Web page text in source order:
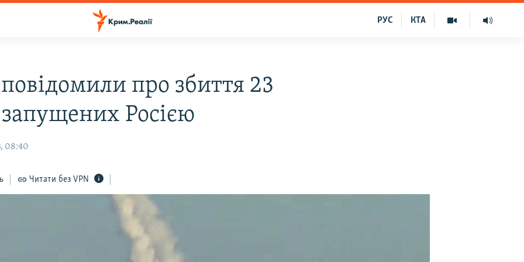
КТА
РУС
про збиття 23
запущених Росією
08:40
Читати без VPN